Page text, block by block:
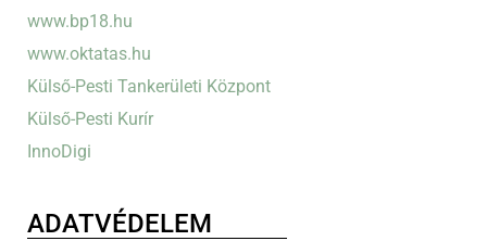
www.bp18.hu
www.oktatas.hu
Külső-Pesti Tankerületi Központ
Külső-Pesti Kurír
InnoDigi
ADATVÉDELEM